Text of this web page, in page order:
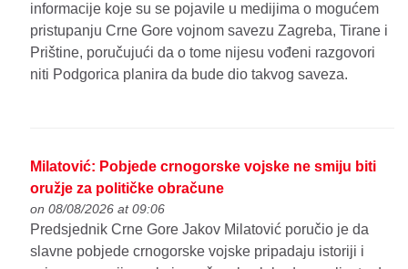
informacije koje su se pojavile u medijima o mogućem
pristupanju Crne Gore vojnom savezu Zagreba, Tirane i
Prištine, poručujući da o tome nijesu vođeni razgovori
niti Podgorica planira da bude dio takvog saveza.
Milatović: Pobjede crnogorske vojske ne smiju biti
oružje za političke obračune
on 08/08/2026 at 09:06
Predsjednik Crne Gore Jakov Milatović poručio je da
slavne pobjede crnogorske vojske pripadaju istoriji i